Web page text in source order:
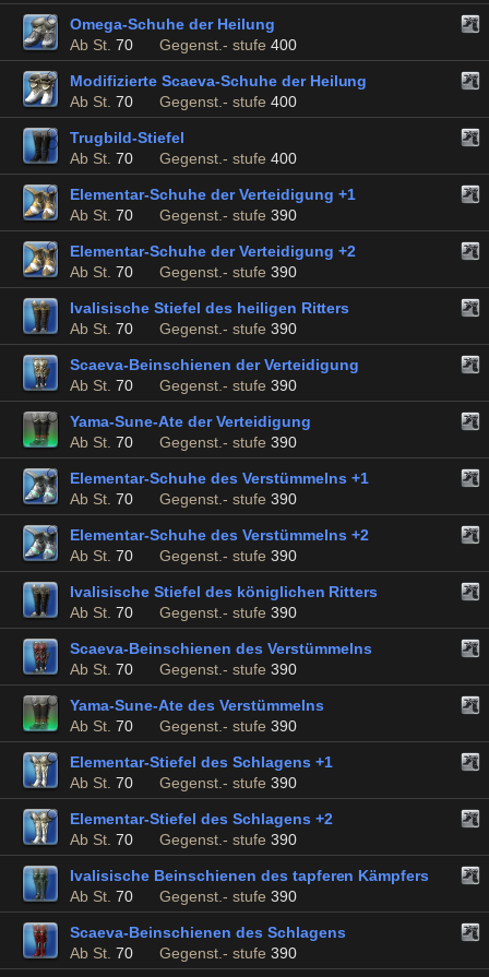
Omega-Schuhe der Heilung
Ab St. 70 Gegenst.- stufe 400
Modifizierte Scaeva-Schuhe der Heilung
Ab St. 70 Gegenst.- stufe 400
Trugbild-Stiefel
Ab St. 70 Gegenst.- stufe 400
Elementar-Schuhe der Verteidigung +1
Ab St. 70 Gegenst.- stufe 390
Elementar-Schuhe der Verteidigung +2
Ab St. 70 Gegenst.- stufe 390
Ivalisische Stiefel des heiligen Ritters
Ab St. 70 Gegenst.- stufe 390
Scaeva-Beinschienen der Verteidigung
Ab St. 70 Gegenst.- stufe 390
Yama-Sune-Ate der Verteidigung
Ab St. 70 Gegenst.- stufe 390
Elementar-Schuhe des Verstümmelns +1
Ab St. 70 Gegenst.- stufe 390
Elementar-Schuhe des Verstümmelns +2
Ab St. 70 Gegenst.- stufe 390
Ivalisische Stiefel des königlichen Ritters
Ab St. 70 Gegenst.- stufe 390
Scaeva-Beinschienen des Verstümmelns
Ab St. 70 Gegenst.- stufe 390
Yama-Sune-Ate des Verstümmelns
Ab St. 70 Gegenst.- stufe 390
Elementar-Stiefel des Schlagens +1
Ab St. 70 Gegenst.- stufe 390
Elementar-Stiefel des Schlagens +2
Ab St. 70 Gegenst.- stufe 390
Ivalisische Beinschienen des tapferen Kämpfers
Ab St. 70 Gegenst.- stufe 390
Scaeva-Beinschienen des Schlagens
Ab St. 70 Gegenst.- stufe 390